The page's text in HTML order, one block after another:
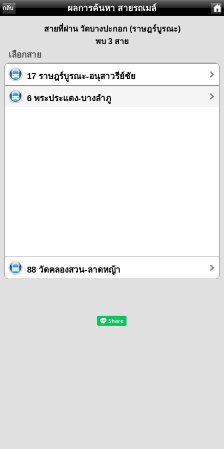
กลับ ผลการค้นหา สายรถเมล์
สายที่ผ่าน วัดบางปะกอก (ราษฎร์บูรณะ)
พบ 3 สาย
เลือกสาย
17 ราษฎร์บูรณะ-อนุสาวรีย์ชัย
6 พระประแดง-บางลำภู
88 วัดคลองสวน-ลาดหญ้า